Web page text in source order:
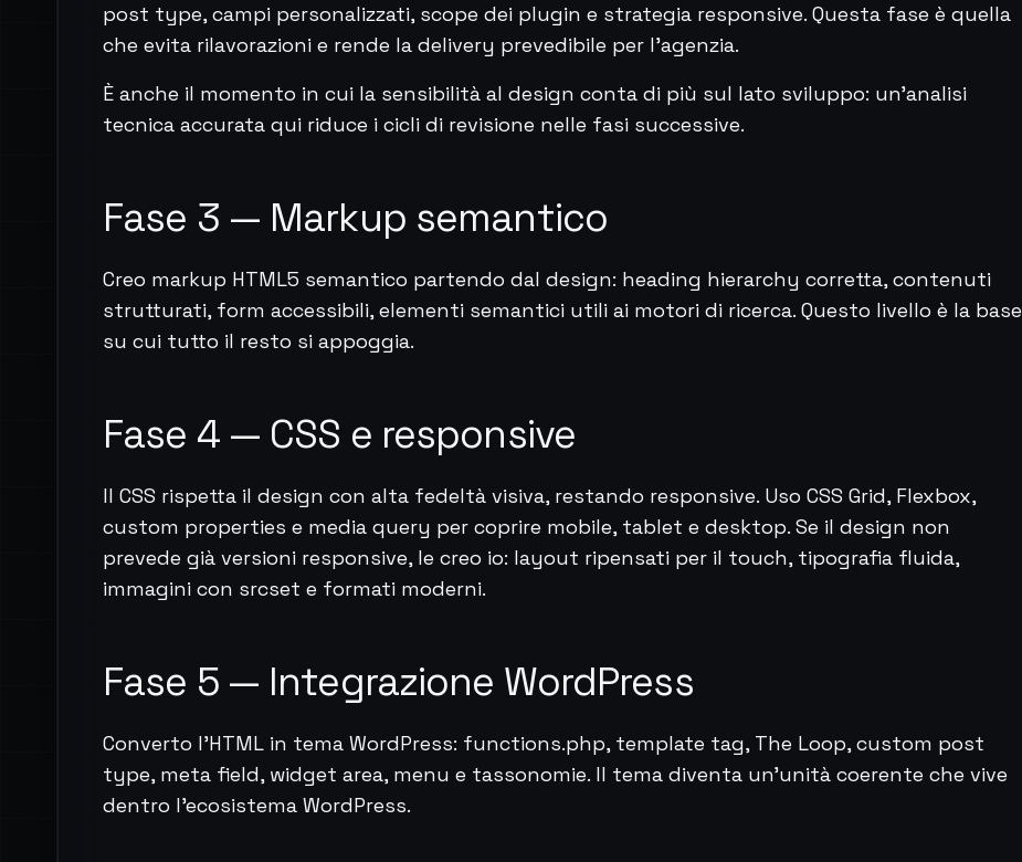
post type, campi personalizzati, scope dei plugin e strategia responsive. Questa fase è quella
che evita rilavorazioni e rende la delivery prevedibile per l'agenzia.
È anche il momento in cui la sensibilità al design conta di più sul lato sviluppo: un'analisi
tecnica accurata qui riduce i cicli di revisione nelle fasi successive.
Fase 3 — Markup semantico
Creo markup HTML5 semantico partendo dal design: heading hierarchy corretta, contenuti
strutturati, form accessibili, elementi semantici utili ai motori di ricerca. Questo livello è la base
su cui tutto il resto si appoggia.
Fase 4 — CSS e responsive
Il CSS rispetta il design con alta fedeltà visiva, restando responsive. Uso CSS Grid, Flexbox,
custom properties e media query per coprire mobile, tablet e desktop. Se il design non
prevede già versioni responsive, le creo io: layout ripensati per il touch, tipografia fluida,
immagini con srcset e formati moderni.
Fase 5 — Integrazione WordPress
Converto l'HTML in tema WordPress: functions.php, template tag, The Loop, custom post
type, meta field, widget area, menu e tassonomie. Il tema diventa un'unità coerente che vive
dentro l'ecosistema WordPress.